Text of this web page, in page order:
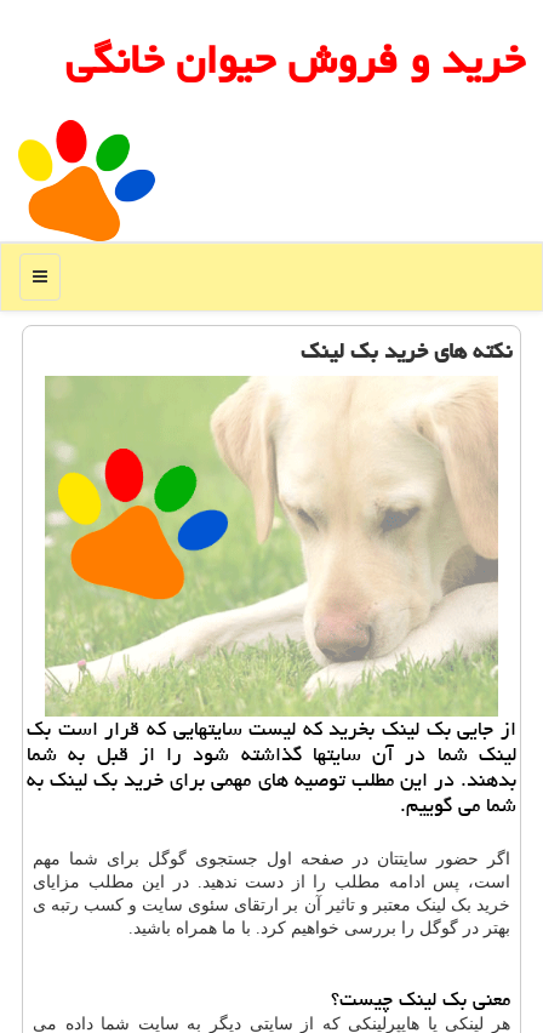
خرید و فروش حیوان خانگی
منو
نکته های خرید بک لینک
از جایی بک لینک بخرید که لیست سایتهایی که قرار است بک
لینک شما در آن سایتها گذاشته شود را از قبل به شما
بدهند. در این مطلب توصیه های مهمی برای خرید بک لینک به
شما می گوییم.
اگر حضور سایتتان در صفحه اول جستجوی گوگل برای شما مهم
است، پس ادامه مطلب را از دست ندهید. در این مطلب مزایای
خرید بک لینک معتبر و تاثیر آن بر ارتقای سئوی سایت و کسب رتبه ی
بهتر در گوگل را بررسی خواهیم کرد. با ما همراه باشید.
معنی بک لینک چیست؟
هر لینکی یا هایپرلینکی که از سایتی دیگر به سایت شما داده می